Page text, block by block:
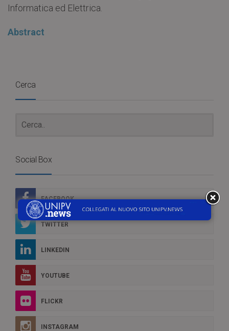
Informatica ed Elettrica.
Abstract
Cerca
Social Box
FACEBOOK
TWITTER
LINKEDIN
YOUTUBE
FLICKR
INSTAGRAM